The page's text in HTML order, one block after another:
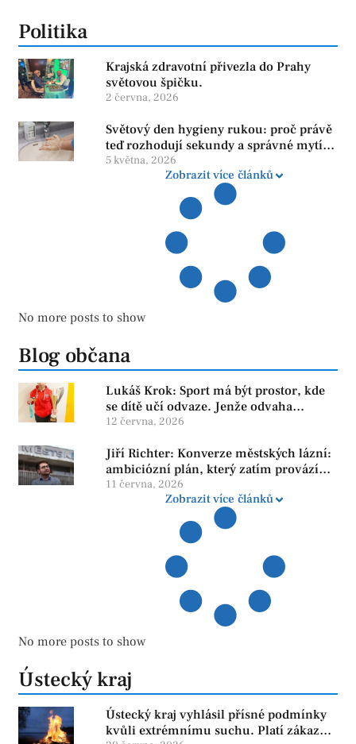
Politika
Krajská zdravotní přivezla do Prahy
světovou špičku.
2 června, 2026
Světový den hygieny rukou: proč právě
teď rozhodují sekundy a správné mytí
rukou
5 května, 2026
Zobrazit více článků
No more posts to show
Blog občana
Lukáš Krok: Sport má být prostor, kde
se dítě učí odvaze. Jenže odvaha
neroste tam, kde se bojí udělat chybu.
12 června, 2026
Jiří Richter: Konverze městských lázní:
ambiciózní plán, který zatím provází
více otazníků než jistot
11 června, 2026
Zobrazit více článků
No more posts to show
Ústecký kraj
Ústecký kraj vyhlásil přísné podmínky
kvůli extrémnímu suchu. Platí zákaz